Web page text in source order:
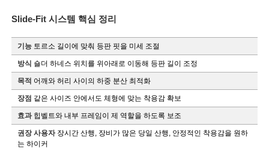
Slide-Fit 시스템 핵심 정리
기능 토르소 길이에 맞춰 등판 핏을 미세 조절
방식 숄더 하네스 위치를 위아래로 이동해 등판 길이 조정
목적 어깨와 허리 사이의 하중 분산 최적화
장점 같은 사이즈 안에서도 체형에 맞는 착용감 확보
효과 힙벨트와 내부 프레임이 제 역할을 하도록 보조
권장 사용자 장시간 산행, 장비가 많은 당일 산행, 안정적인 착용감을 원하
는 하이커